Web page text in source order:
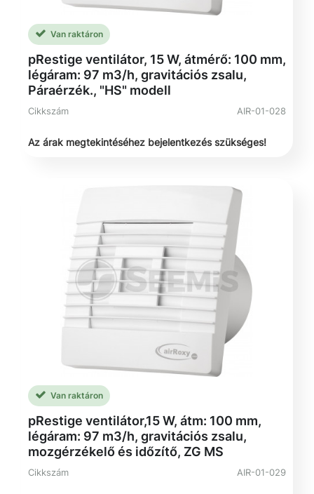
Van raktáron
pRestige ventilátor, 15 W, átmérő: 100 mm,
légáram: 97 m3/h, gravitációs zsalu,
Páraérzék., "HS" modell
Cikkszám AIR-01-028
Az árak megtekintéséhez bejelentkezés szükséges!
Van raktáron
pRestige ventilátor,15 W, átm: 100 mm,
légáram: 97 m3/h, gravitációs zsalu,
mozgérzékelő és időzítő, ZG MS
Cikkszám AIR-01-029